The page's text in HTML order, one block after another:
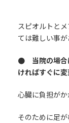
スピオルトと
ては難しい事が
● 当院の場合
ければすぐに
心臓に負担がか
そのために足が